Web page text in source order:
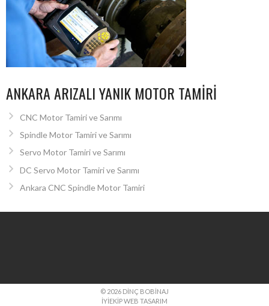
ANKARA ARIZALI YANIK MOTOR TAMIRI
CNC Motor Tamiri ve Sarımı
Spindle Motor Tamiri ve Sarımı
Servo Motor Tamiri ve Sarımı
DC Servo Motor Tamiri ve Sarımı
Ankara CNC Spindle Motor Tamiri
© 2026 DINÇ BOBINAJ
İYIEKIP WEB TASARIM